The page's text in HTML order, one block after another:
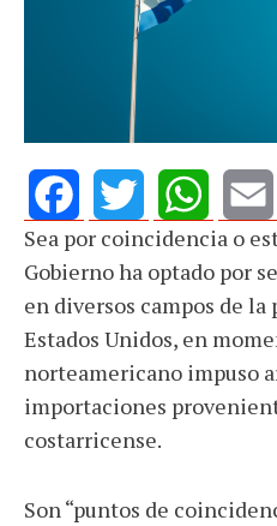
FacebookTwitterWhatsAppEmail
Sea por coincidencia o
Gobierno ha optado por
en diversos campos de
Estados Unidos, en
norteamericano impuso
importaciones
costarricense.
Son “puntos de